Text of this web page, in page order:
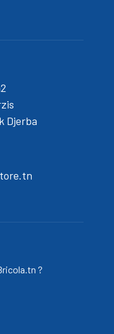
Djerba
?